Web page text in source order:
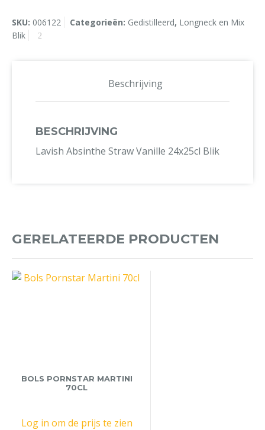
SKU: 006122 Categorieën: Gedistilleerd, Longneck en Mix
Blik
Beschrijving
BESCHRIJVING
Lavish Absinthe Straw Vanille 24x25cl Blik
GERELATEERDE PRODUCTEN
BOLS PORNSTAR MARTINI
70CL
Log in om de prijs te zien